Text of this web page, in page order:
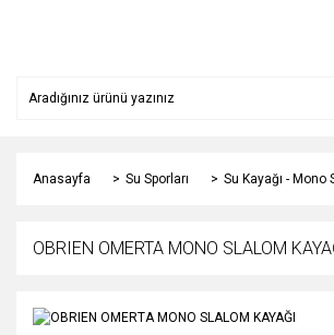
Anasayfa Su Sporları Su Kayağı - Mono
OBRIEN OMERTA MONO SLALOM